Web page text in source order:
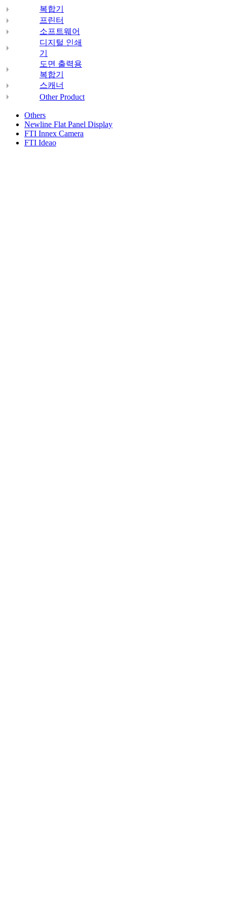
복합기
프린터
소프트웨어
디지털 인쇄
기
도면 출력용
복합기
스캐너
Other Product
Others
Newline Flat Panel Display
FTI Innex Camera
FTI Ideao